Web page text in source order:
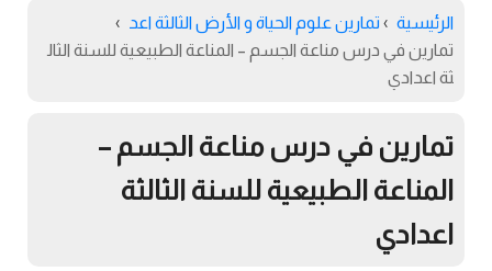
الرئيسية › تمارين علوم الحياة و الأرض الثالثة اعد ›
تمارين في درس مناعة الجسم – المناعة الطبيعية للسنة الثال
ثة اعدادي
تمارين في درس مناعة الجسم –
المناعة الطبيعية للسنة الثالثة
اعدادي